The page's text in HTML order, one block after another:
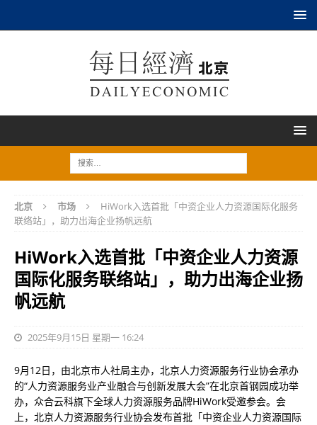
北京 市场
HiWork入选首批「中资企业人力资源国际化服务
联络站」，助力出海企业扬帆远航
HiWork入选首批「中资企业人力资源
国际化服务联络站」，助力出海企业扬
帆远航
2025年9月15日 星期一 16:24
9月12日，由北京市人社局主办，北京人力资源服务行业协会承办
的“人力资源服务业产业融合与创新发展大会”在北京首钢园成功举
办，众合云科旗下全球人力资源服务品牌HiWork受邀参会。会
上，北京人力资源服务行业协会发布首批「中资企业人力资源国际